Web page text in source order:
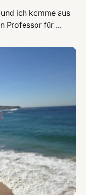
ich komme aus
Professor für ...